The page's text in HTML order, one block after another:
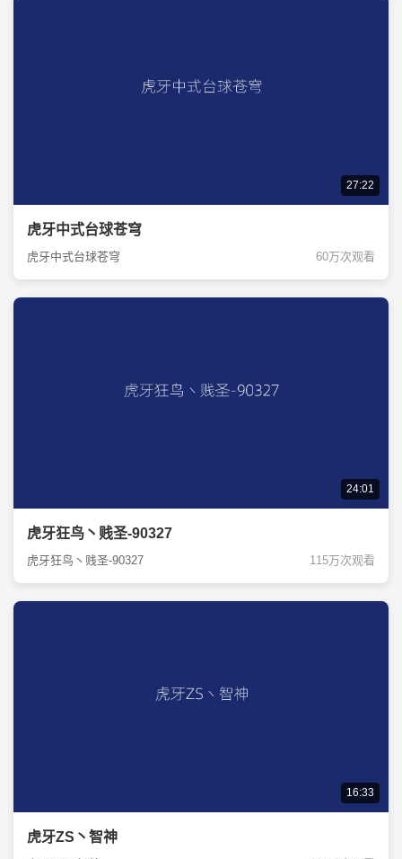
27:22
虎牙中式台球苍穹
虎牙中式台球苍穹 60万次观看
24:01
虎牙狂鸟丶贱圣-90327
虎牙狂鸟丶贱圣-90327 115万次观看
16:33
虎牙ZS丶智神